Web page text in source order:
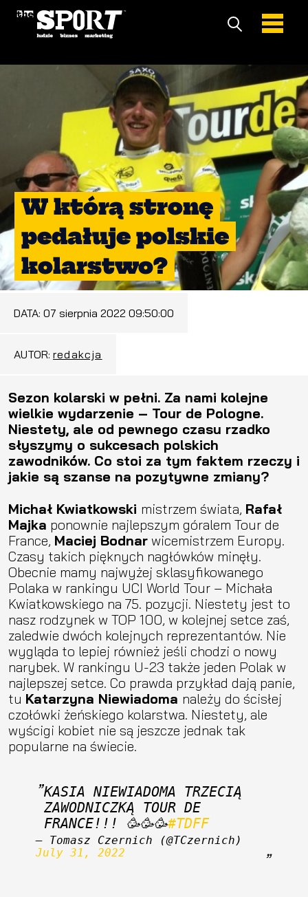
W którą stronę
pedałuje polskie
kolarstwo?
DATA: 07 sierpnia 2022 09:50:00
AUTOR: redakcja
Sezon kolarski w pełni. Za nami kolejne
wielkie wydarzenie – Tour de Pologne.
Niestety, ale od pewnego czasu rzadko
słyszymy o sukcesach polskich
zawodników. Co stoi za tym faktem rzeczy i
jakie są szanse na pozytywne zmiany?
Michał Kwiatkowski mistrzem świata, Rafał
Majka ponownie najlepszym góralem Tour de
France, Maciej Bodnar wicemistrzem Europy.
Czasy takich pięknych nagłówków minęły.
Obecnie mamy najwyżej sklasyfikowanego
Polaka w rankingu UCI World Tour – Michała
Kwiatkowskiego na 75. pozycji. Niestety jest to
nasz rodzynek w TOP 100, w kolejnej setce zaś,
zaledwie dwóch kolejnych reprezentantów. Nie
wygląda to lepiej również jeśli chodzi o nowy
narybek. W rankingu U-23 także jeden Polak w
najlepszej setce. Co prawda przykład dają panie,
tu Katarzyna Niewiadoma należy do ścisłej
czołówki żeńskiego kolarstwa. Niestety, ale
wyścigi kobiet nie są jeszcze jednak tak
popularne na świecie.
KASIA NIEWIADOMA TRZECIĄ
ZAWODNICZKĄ TOUR DE
FRANCE!!! 🥳🥳🥳#TDFF
July 31, 2022